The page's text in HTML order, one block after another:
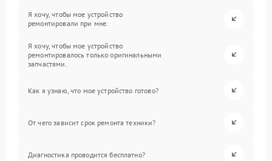
Я хочу, чтобы мое устройство
ремонтировали при мне.
Я хочу, чтобы мое устройство
ремонтировалось только оригинальными
запчастями.
Как я узнаю, что мое устройство готово?
От чего зависит срок ремонта техники?
Диагностика проводится бесплатно?